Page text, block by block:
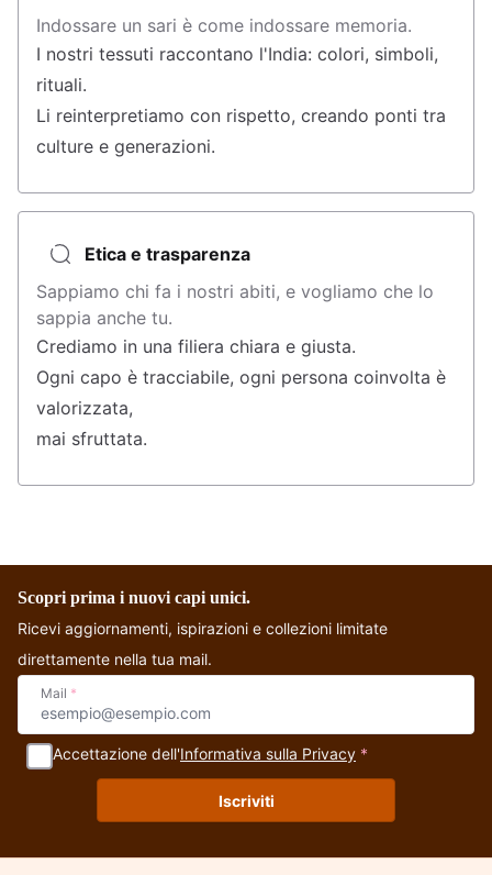
Indossare un sari è come indossare memoria.
I nostri tessuti raccontano l'India: colori, simboli,
rituali.
Li reinterpretiamo con rispetto, creando ponti tra
culture e generazioni.
Etica e trasparenza
Sappiamo chi fa i nostri abiti, e vogliamo che lo
sappia anche tu.
Crediamo in una filiera chiara e giusta.
Ogni capo è tracciabile, ogni persona coinvolta è
valorizzata,
mai sfruttata.
Scopri prima i nuovi capi unici.
Ricevi aggiornamenti, ispirazioni e collezioni limitate
direttamente nella tua mail.
Mail *
Accettazione dell'Informativa sulla Privacy *
Iscriviti